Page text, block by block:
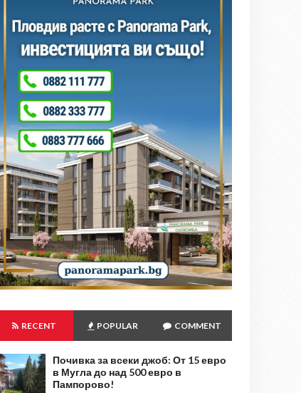
RECENT POPULAR COMMENT
Почивка за всеки джоб: От 15 евро
в Мугла до над 500 евро в
Пампорово!